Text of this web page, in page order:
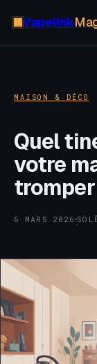
Vapelink
MAISON & DÉCO
Quel
votre
tromper
6 MARS 2026·